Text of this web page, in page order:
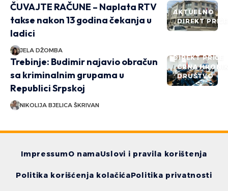
AKTUELNO
DIREKT PRIČE
ČUVAJTE RAČUNE – Naplata RTV
takse nakon 13 godina čekanja u
ladici
JELA DŽOMBA
DIREKT PRIČE
CRNA
DRUŠTVO
Trebinje: Budimir najavio obračun
sa kriminalnim grupama u
Republici Srpskoj
NIKOLIJA BJELICA ŠKRIVAN
ImpressumO namaUslovi i pravila korištenja
Politika korišćenja kolačićaPolitika privatnosti